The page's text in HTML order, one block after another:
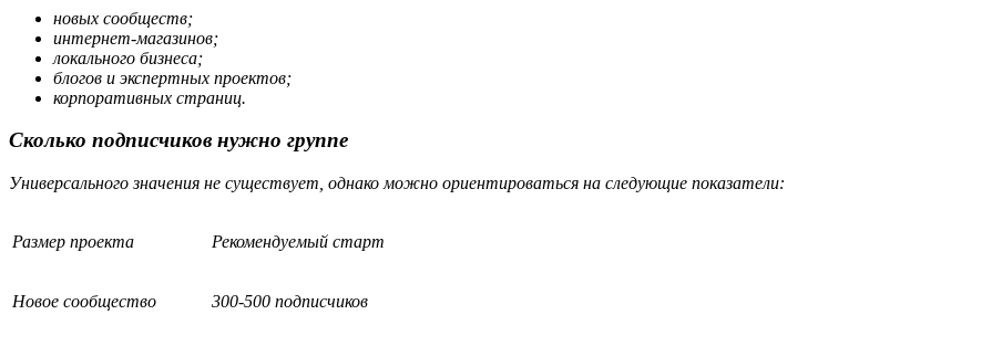
новых сообществ;
интернет-магазинов;
локального бизнеса;
блогов и экспертных проектов;
корпоративных страниц.
Сколько подписчиков нужно группе
Универсального значения не существует, однако можно ориентироваться на следующие показатели:
Размер проекта Рекомендуемый старт
Новое сообщество 300-500 подписчиков